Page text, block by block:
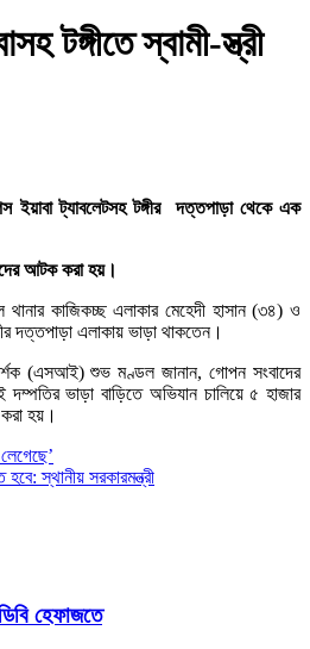
টঙ্গীতে স্বামী-স্ত্রী
ইয়াবা ট্যাবলেটসহ টঙ্গীর দত্তপাড়া থেকে এক
আটক করা হয়।
থানার কাজিকচ্ছ এলাকার মেহেদী হাসান (৩৪) ও
দত্তপাড়া এলাকায় ভাড়া থাকতেন।
(এসআই) শুভ মণ্ডল জানান, গোপন সংবাদের
ভাড়া বাড়িতে অভিযান চালিয়ে ৫ হাজার
হয়।
স্থানীয় সরকারমন্ত্রী
হেফাজতে